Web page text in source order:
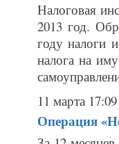
Налоговая
2013 год.
году налоги
налога на
11 марта 17:09
Операция